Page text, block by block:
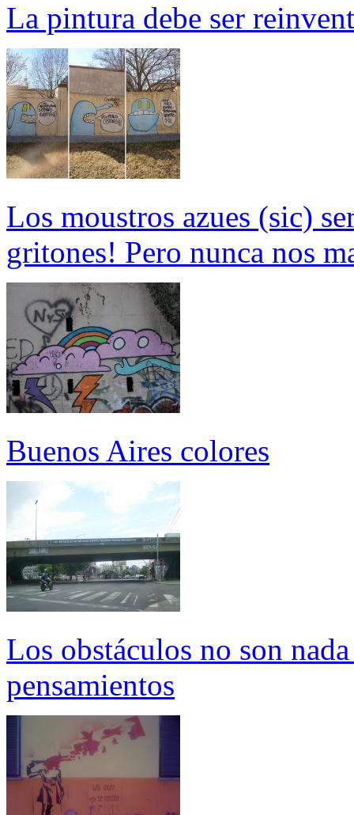
La pintura debe ser
Los moustros azues (sic)
gritones! Pero nunca nos
Buenos Aires colores
Los obstáculos no son
pensamientos